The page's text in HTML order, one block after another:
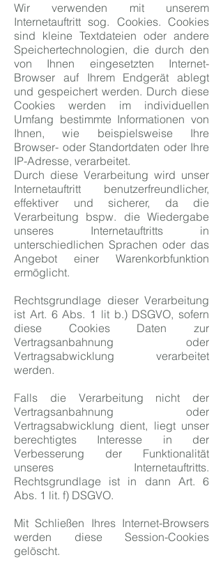
Wir verwenden mit unserem
Internetauftritt sog. Cookies. Cookies
sind kleine Textdateien oder andere
Speichertechnologien, die durch den
von Ihnen eingesetzten Internet-
Browser auf Ihrem Endgerät ablegt
und gespeichert werden. Durch diese
Cookies werden im individuellen
Umfang bestimmte Informationen von
Ihnen, wie beispielsweise Ihre
Browser- oder Standortdaten oder Ihre
IP-Adresse, verarbeitet.
Durch diese Verarbeitung wird unser
Internetauftritt benutzerfreundlicher,
effektiver und sicherer, da die
Verarbeitung bspw. die Wiedergabe
unseres Internetauftritts in
unterschiedlichen Sprachen oder das
Angebot einer Warenkorbfunktion
ermöglicht.
Rechtsgrundlage dieser Verarbeitung
ist Art. 6 Abs. 1 lit b.) DSGVO, sofern
diese Cookies Daten zur
Vertragsanbahnung oder
Vertragsabwicklung verarbeitet
werden.
Falls die Verarbeitung nicht der
Vertragsanbahnung oder
Vertragsabwicklung dient, liegt unser
berechtigtes Interesse in der
Verbesserung der Funktionalität
unseres Internetauftritts.
Rechtsgrundlage ist in dann Art. 6
Abs. 1 lit. f) DSGVO.
Mit Schließen Ihres Internet-Browsers
werden diese Session-Cookies
gelöscht.